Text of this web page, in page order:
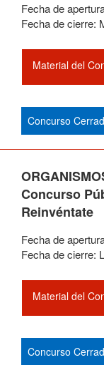
Fecha de
Fecha de cierre:
Material del
Concurso
Concurso
Reinvéntate
Fecha de
Fecha de cierre:
Material del
Concurso